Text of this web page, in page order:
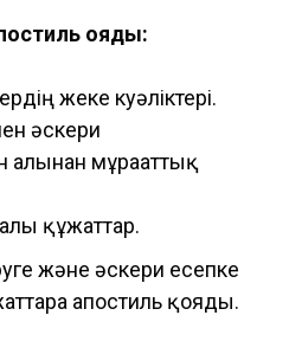
қояды:
жеке куәліктері.
әскери
мұрағаттық
құжаттар.
және әскери есепке
апостиль қояды.